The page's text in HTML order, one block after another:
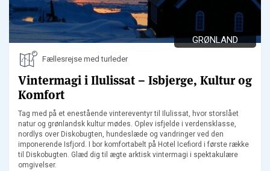
GRØNLAND
Fællesrejse med turleder
Vintermagi i Ilulissat – Isbjerge, Kultur og
Komfort
Tag med på et enestående vintereventyr til Ilulissat, hvor storslået
natur og grønlandsk kultur mødes. Oplev isfjelde i verdensklasse,
nordlys over Diskobugten, hundeslæde og vandringer ved den
imponerende Isfjord. I bor komfortabelt på Hotel Icefiord i første række
til Diskobugten. Glæd dig til ægte arktisk vintermagi i spektakulære
omgivelser.